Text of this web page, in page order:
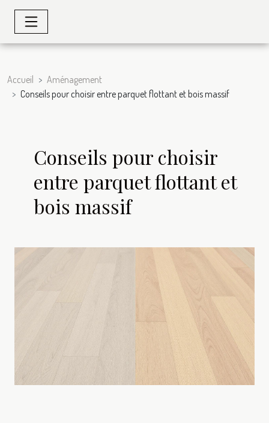
Accueil
Aménagement
Conseils pour choisir entre parquet flottant et bois massif
Conseils pour choisir
entre parquet flottant et
bois massif